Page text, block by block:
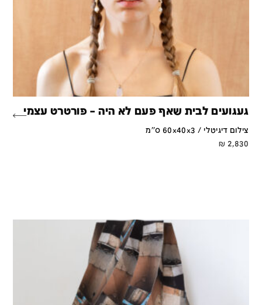
געגועים לבית שאף פעם לא היה – פורטרט עצמי
צילום דיגיטלי / 60x40x3 ס''מ
2,830
₪